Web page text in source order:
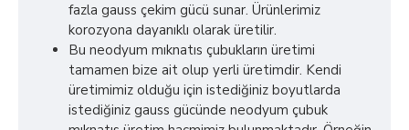
fazla gauss çekim gücü sunar. Ürünlerimiz
korozyona dayanıklı olarak üretilir.
Bu neodyum mıknatıs çubukların üretimi
tamamen bize ait olup yerli üretimdir. Kendi
üretimimiz olduğu için istediğiniz boyutlarda
istediğiniz gauss gücünde neodyum çubuk